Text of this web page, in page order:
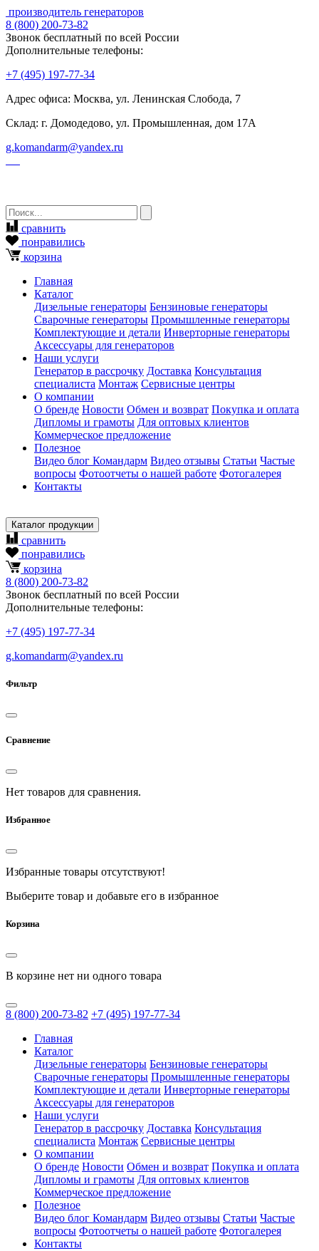
производитель генераторов
8 (800) 200-73-82
Звонок бесплатный по всей России
Дополнительные телефоны:
+7 (495) 197-77-34
Адрес офиса: Москва, ул. Ленинская Слобода, 7
Склад: г. Домодедово, ул. Промышленная, дом 17А
g.komandarm@yandex.ru
сравнить
понравились
корзина
Главная
Каталог
Дизельные генераторы Бензиновые генераторы
Сварочные генераторы Промышленные генераторы
Комплектующие и детали Инверторные генераторы
Аксессуары для генераторов
Наши услуги
Генератор в рассрочку Доставка Консультация
специалиста Монтаж Сервисные центры
О компании
О бренде Новости Обмен и возврат Покупка и оплата
Дипломы и грамоты Для оптовых клиентов
Коммерческое предложение
Полезное
Видео блог Командарм Видео отзывы Статьи Частые
вопросы Фотоотчеты о нашей работе Фотогалерея
Контакты
Каталог продукции
сравнить
понравились
корзина
8 (800) 200-73-82
Звонок бесплатный по всей России
Дополнительные телефоны:
+7 (495) 197-77-34
g.komandarm@yandex.ru
Фильтр
Сравнение
Нет товаров для сравнения.
Избранное
Избранные товары отсутствуют!
Выберите товар и добавьте его в избранное
Корзина
В корзине нет ни одного товара
8 (800) 200-73-82 +7 (495) 197-77-34
Главная
Каталог
Дизельные генераторы Бензиновые генераторы
Сварочные генераторы Промышленные генераторы
Комплектующие и детали Инверторные генераторы
Аксессуары для генераторов
Наши услуги
Генератор в рассрочку Доставка Консультация
специалиста Монтаж Сервисные центры
О компании
О бренде Новости Обмен и возврат Покупка и оплата
Дипломы и грамоты Для оптовых клиентов
Коммерческое предложение
Полезное
Видео блог Командарм Видео отзывы Статьи Частые
вопросы Фотоотчеты о нашей работе Фотогалерея
Контакты